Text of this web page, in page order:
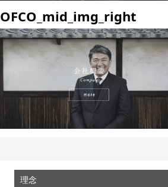
OFCO_mid_img_right
理念